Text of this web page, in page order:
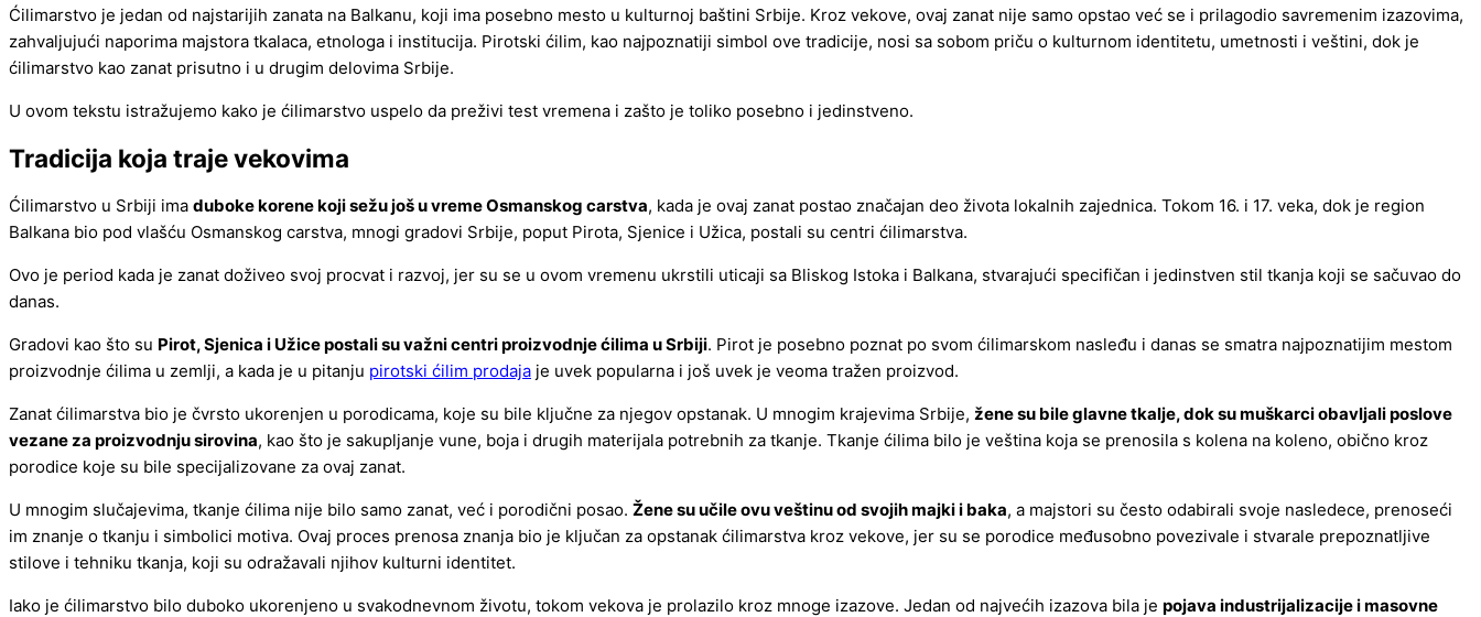
Ćilimarstvo je jedan od najstarijih zanata na Balkanu, koji ima posebno mesto u kulturnoj baštini Srbije. Kroz vekove, ovaj zanat nije samo opstao već se i prilagodio savremenim izazovima,
zahvaljujući naporima majstora tkalaca, etnologa i institucija. Pirotski ćilim, kao najpoznatiji simbol ove tradicije, nosi sa sobom priču o kulturnom identitetu, umetnosti i veštini, dok je
ćilimarstvo kao zanat prisutno i u drugim delovima Srbije.
U ovom tekstu istražujemo kako je ćilimarstvo uspelo da preživi test vremena i zašto je toliko posebno i jedinstveno.
Tradicija koja traje vekovima
Ćilimarstvo u Srbiji ima duboke korene koji sežu još u vreme Osmanskog carstva, kada je ovaj zanat postao značajan deo života lokalnih zajednica. Tokom 16. i 17. veka, dok je region
Balkana bio pod vlašću Osmanskog carstva, mnogi gradovi Srbije, poput Pirota, Sjenice i Užica, postali su centri ćilimarstva.
Ovo je period kada je zanat doživeo svoj procvat i razvoj, jer su se u ovom vremenu ukrstili uticaji sa Bliskog Istoka i Balkana, stvarajući specifičan i jedinstven stil tkanja koji se sačuvao do
danas.
Gradovi kao što su Pirot, Sjenica i Užice postali su važni centri proizvodnje ćilima u Srbiji. Pirot je posebno poznat po svom ćilimarskom nasleđu i danas se smatra najpoznatijim mestom
proizvodnje ćilima u zemlji, a kada je u pitanju pirotski ćilim prodaja je uvek popularna i još uvek je veoma tražen proizvod.
Zanat ćilimarstva bio je čvrsto ukorenjen u porodicama, koje su bile ključne za njegov opstanak. U mnogim krajevima Srbije, žene su bile glavne tkalje, dok su muškarci obavljali poslove
vezane za proizvodnju sirovina, kao što je sakupljanje vune, boja i drugih materijala potrebnih za tkanje. Tkanje ćilima bilo je veština koja se prenosila s kolena na koleno, obično kroz
porodice koje su bile specijalizovane za ovaj zanat.
U mnogim slučajevima, tkanje ćilima nije bilo samo zanat, već i porodični posao. Žene su učile ovu veštinu od svojih majki i baka, a majstori su često odabirali svoje nasledece, prenoseći
im znanje o tkanju i simbolici motiva. Ovaj proces prenosa znanja bio je ključan za opstanak ćilimarstva kroz vekove, jer su se porodice međusobno povezivale i stvarale prepoznatljive
stilove i tehniku tkanja, koji su odražavali njihov kulturni identitet.
Iako je ćilimarstvo bilo duboko ukorenjeno u svakodnevnom životu, tokom vekova je prolazilo kroz mnoge izazove. Jedan od najvećih izazova bila je pojava industrijalizacije i masovne